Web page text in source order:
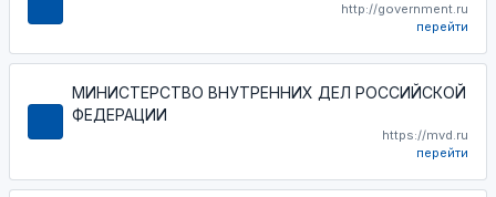
http://government.ru
перейти
МИНИСТЕРСТВО ВНУТРЕННИХ ДЕЛ РОССИЙСКОЙ
ФЕДЕРАЦИИ
https://mvd.ru
перейти